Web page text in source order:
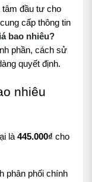
tâm đầu tư cho
cấp thông tin
bao nhiêu?
phần, cách sử
quyết định.
nhiêu
là 445.000₫ cho
phân phối chính